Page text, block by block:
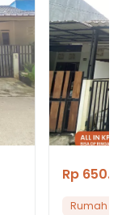
Rp
Rumah